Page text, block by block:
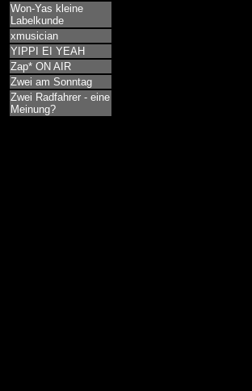
Won-Yas kleine
Labelkunde
xmusician
YIPPI EI YEAH
Zap* ON AIR
Zwei am Sonntag
Zwei Radfahrer - eine
Meinung?